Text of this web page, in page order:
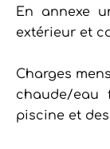
En annexe
extérieur et
Charges
chaude/eau
piscine et